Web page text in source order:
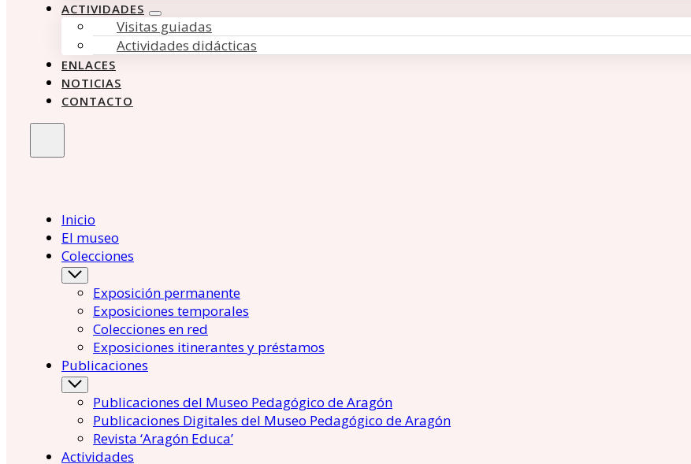
ACTIVIDADES
Visitas guiadas
Actividades didácticas
ENLACES
NOTICIAS
CONTACTO
Inicio
El museo
Colecciones
Exposición permanente
Exposiciones temporales
Colecciones en red
Exposiciones itinerantes y préstamos
Publicaciones
Publicaciones del Museo Pedagógico de Aragón
Publicaciones Digitales del Museo Pedagógico de Aragón
Revista ‘Aragón Educa’
Actividades